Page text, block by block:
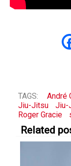
TAGS: André
Jiu-Jitsu
Jiu-
Roger Gracie
Related